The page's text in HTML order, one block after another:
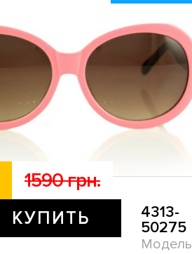
1590 грн.
КУПИТЬ
4313-
50275
Модель